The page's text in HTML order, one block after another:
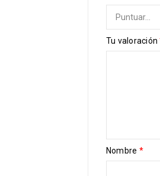
Tu valoración
Nombre *